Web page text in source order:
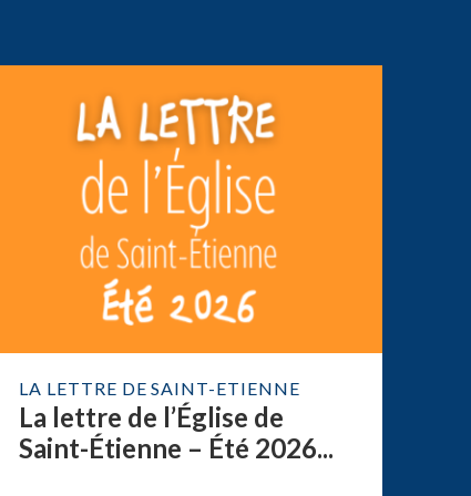
LA LETTRE DE SAINT-ETIENNE
La lettre de l’Église de
Saint-Étienne – Été 2026...